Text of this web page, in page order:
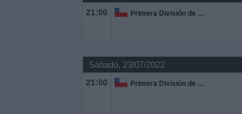
21:00 Primera División de Chile
Sábado, 23/07/2022
21:00 Primera División de Chile